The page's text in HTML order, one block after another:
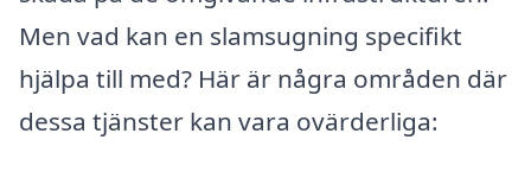
Men vad kan en slamsugning specifikt
hjälpa till med? Här är några områden där
dessa tjänster kan vara ovärderliga: